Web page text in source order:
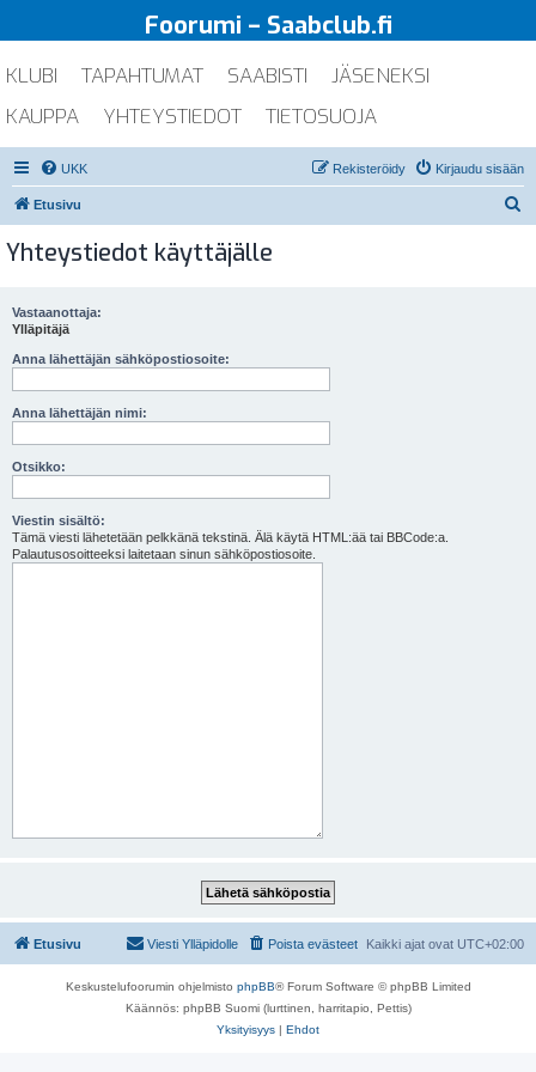
Foorumi – Saabclub.fi
KLUBI TAPAHTUMAT SAABISTI
JÄSENEKSI
KAUPPA
YHTEYSTIEDOT TIETOSUOJA
UKK Kirjaudu sisään
Rekisteröidy
Etusivu
Yhteystiedot käyttäjälle
Vastaanottaja:
Ylläpitäjä
Anna lähettäjän sähköpostiosoite:
Anna lähettäjän nimi:
Otsikko:
Viestin sisältö:
Tämä viesti lähetetään pelkkänä tekstinä. Älä käytä HTML:ää tai BBCode:a.
Palautusosoitteeksi laitetaan sinun sähköpostiosoite.
Etusivu Kaikki ajat ovat UTC+02:00
Poista evästeet
Viesti Ylläpidolle
Keskustelufoorumin ohjelmisto phpBB® Forum Software © phpBB Limited
Käännös: phpBB Suomi (lurttinen, harritapio, Pettis)
Yksityisyys | Ehdot